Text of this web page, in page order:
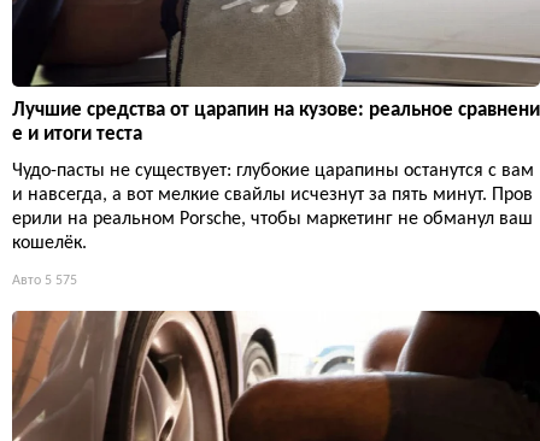
Лучшие средства от царапин на кузове: реальное сравнени
е и итоги теста
Чудо-пасты не существует: глубокие царапины останутся с вам
и навсегда, а вот мелкие свайлы исчезнут за пять минут. Пров
ерили на реальном Porsche, чтобы маркетинг не обманул ваш
кошелёк.
Авто 5 575